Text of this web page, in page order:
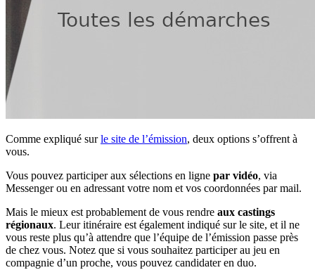
Comme expliqué surle site de l’émission, deux options s’offrent à
vous.
Vous pouvez participer aux sélections en ligne par vidéo, via
Messenger ou en adressant votre nom et vos coordonnées par mail.
Mais le mieux est probablement de vous rendre aux castings
régionaux. Leur itinéraire est également indiqué sur le site, et il ne
vous reste plus qu’à attendre que l’équipe de l’émission passe près
de chez vous. Notez que si vous souhaitez participer au jeu en
compagnie d’un proche, vous pouvez candidater en duo.